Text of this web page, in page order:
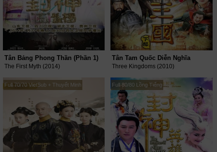
Tân Bảng Phong Thần (Phần 1)
The First Myth (2014)
Tân Tam Quốc Diễn Nghĩa
Three Kingdoms (2010)
Full 70/70 VietSub + Thuyết Minh Full 80/80 Lồng Tiếng